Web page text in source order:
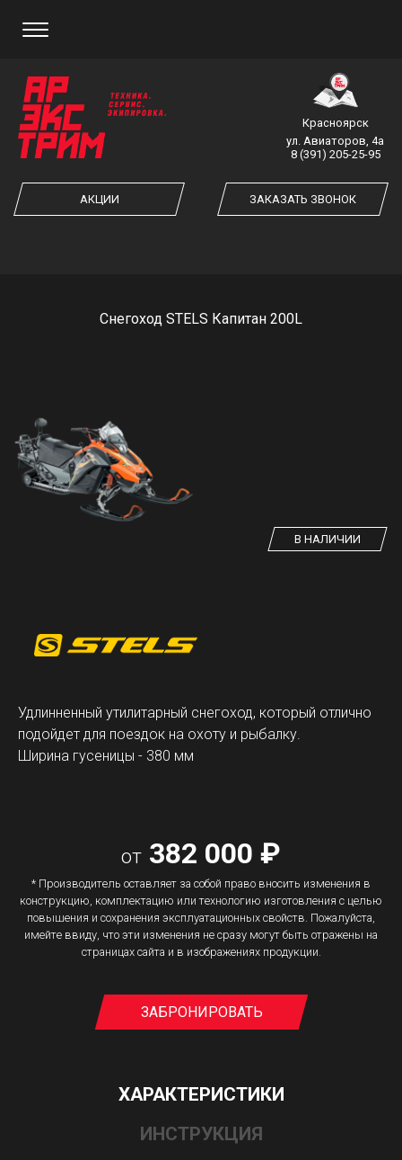
АКЦИИ
Красноярск
ул. Авиаторов, 4а
8 (391) 205-25-95
ЗАКАЗАТЬ ЗВОНОК
ЗАКАЗ ОБРАТНОГО ЗВОНКА
ЗАКАЗАТЬ ЗВОНОК
Снегоход STELS Капитан 200L
Удлинненный утилитарный снегоход, который отлично
подойдет для поездок на охоту и рыбалку.
Ширина гусеницы - 380 мм
от 382 000 ₽
* Производитель оставляет за собой право вносить изменения в
конструкцию, комплектацию или технологию изготовления с целью
повышения и сохранения эксплуатационных свойств. Пожалуйста,
имейте ввиду, что эти изменения не сразу могут быть отражены на
страницах сайта и в изображениях продукции.
ЗАБРОНИРОВАТЬ
В НАЛИЧИИ
ХАРАКТЕРИСТИКИ
ИНСТРУКЦИЯ